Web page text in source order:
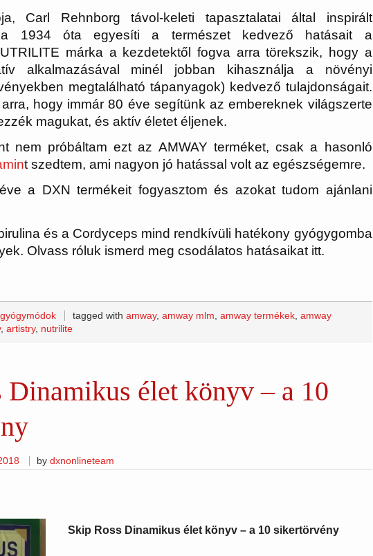
Carl Rehnborg távol-keleti tapasztalatai által inspirált
1934 óta egyesíti a természet kedvező hatásait a
márka a kezdetektől fogva arra törekszik, hogy a
alkalmazásával minél jobban kihasználja a növényi
megtalálható tápanyagok) kedvező tulajdonságait.
hogy immár 80 éve segítünk az embereknek világszerte
magukat, és aktív életet éljenek.
nem próbáltam ezt az AMWAY terméket, csak a hasonló
t szedtem, ami nagyon jó hatással volt az egészségemre.
a DXN termékeit fogyasztom és azokat tudom ajánlani
és a Cordyceps mind rendkívüli hatékony gyógygomba
Olvass róluk ismerd meg csodálatos hatásaikat itt.
tagged withamway,amway mlm ,amway termékek ,amway
, artistry, nutrilite
Dinamikus élet könyv – a 10
bydxnonlineteam
Skip Ross Dinamikus élet könyv – a 10 sikertörvény